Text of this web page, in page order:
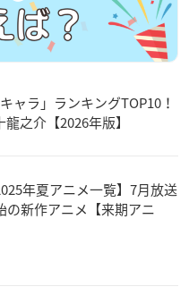
ャラ」ランキングTOP10！
之介【2026年版】
年夏アニメ一覧】7月放送
の新作アニメ【来期アニ